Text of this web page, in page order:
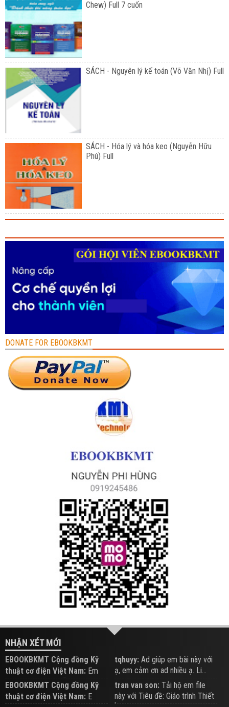
Chew) Full 7 cuốn
SÁCH - Nguyên lý kế toán (Võ Văn Nhị) Full
SÁCH - Hóa lý và hóa keo (Nguyễn Hữu
Phú) Full
DONATE FOR EBOOKBKMT
NHẬN XÉT MỚI
EBOOKBKMT Cộng đồng Kỹ
thuật cơ điện Việt Nam: Em
đăng trên Group hỗ trợ nhé
tqhuyy: Ad giúp em bài này với
ạ, em cảm ơn ad nhiều ạ. Li...
EBOOKBKMT Cộng đồng Kỹ
thuật cơ điện Việt Nam: E
tran van son: Tải hộ em file
này với Tiêu đề: Giáo trình Thiết